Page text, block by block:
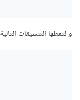
و لتعطها التنسيقات التالية: